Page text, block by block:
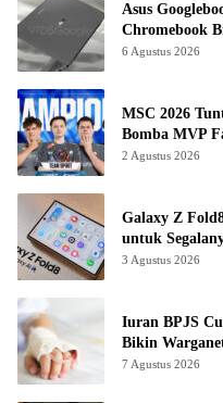
Asus
Chromebook
6 Agustus 2026
MSC 2026
Bomba MVP
2 Agustus 2026
Galaxy Z
untuk
3 Agustus 2026
Iuran BPJS
Bikin
7 Agustus 2026